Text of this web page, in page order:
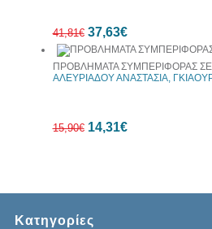
41,81€ 37,63€
ΠΡΟΒΛΗΜΑΤΑ ΣΥΜΠΕΡΙΦΟΡΑΣ
ΑΛΕΥΡΙΑΔΟΥ ΑΝΑΣΤΑΣΙΑ,
15,90€ 14,31€
Κατηγορίες